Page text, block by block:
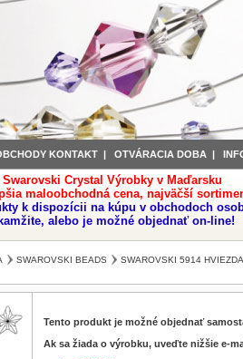
KONTAKT| OTVÁRACIA DOBA |
Swarovski Crystal Výrobky v Maďarsku
maloobchodná cena, najväčší
k dispozícii na kúpu v obchodoch
alebo je možné objednať on-line!
SWAROVSKI BEADS SWAROVSKI 5914 HVIEZDA
Tento produkt je možné objednať
Ak sa žiada o výrobku, uveďte nižšie e-